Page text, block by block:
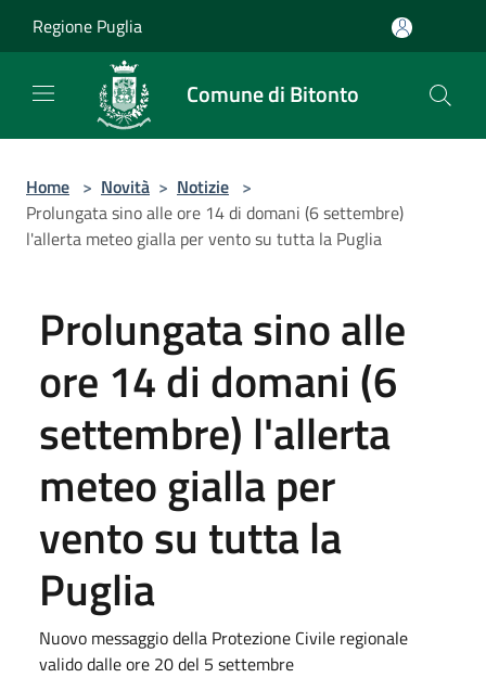
Regione Puglia
Comune di Bitonto
Home > Novità > Notizie >
Prolungata sino alle ore 14 di domani (6 settembre)
l'allerta meteo gialla per vento su tutta la Puglia
Prolungata sino alle
ore 14 di domani (6
settembre) l'allerta
meteo gialla per
vento su tutta la
Puglia
Nuovo messaggio della Protezione Civile regionale
valido dalle ore 20 del 5 settembre